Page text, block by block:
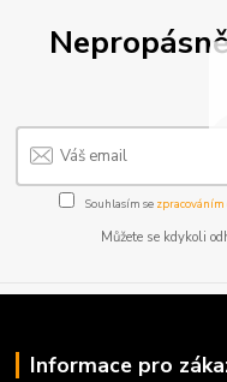
Souhlasím se
Můžete se kdykoli
Informace pro